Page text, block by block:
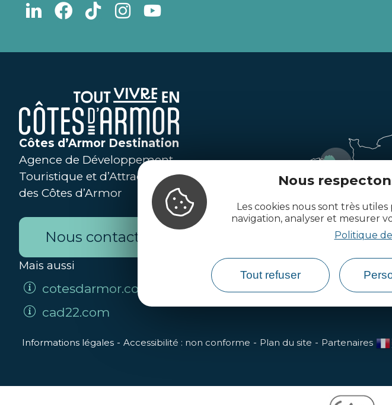
Nous
Les cookies nous sont très
navigation, analyser et mesurer
Politique
Tout refuser
Côtes d’Armor Destination
Agence de Développement
Touristique et d’Attractivité
des Côtes d’Armor
Nous contacter
Mais aussi
cotesdarmor.com
cad22.com
Informations légales Accessibilité : non conforme Plan du site Partenaires